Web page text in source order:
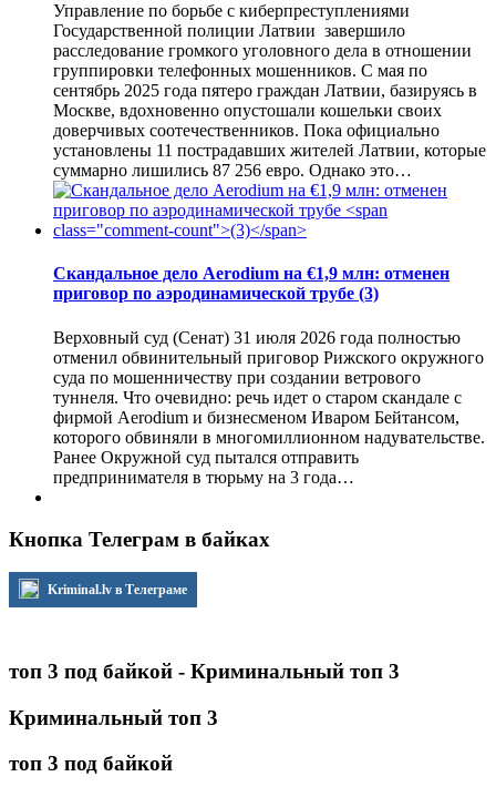
Управление по борьбе с киберпреступлениями
Государственной полиции Латвии завершило
расследование громкого уголовного дела в отношении
группировки телефонных мошенников. С мая по
сентябрь 2025 года пятеро граждан Латвии, базируясь в
Москве, вдохновенно опустошали кошельки своих
доверчивых соотечественников. Пока официально
установлены 11 пострадавших жителей Латвии, которые
суммарно лишились 87 256 евро. Однако это…
Скандальное дело Aerodium на €1,9 млн: отменен
приговор по аэродинамической трубе (3)
Верховный суд (Сенат) 31 июля 2026 года полностью
отменил обвинительный приговор Рижского окружного
суда по мошенничеству при создании ветрового
туннеля. Что очевидно: речь идет о старом скандале с
фирмой Aerodium и бизнесменом Иваром Бейтансом,
которого обвиняли в многомиллионном надувательстве.
Ранее Окружной суд пытался отправить
предпринимателя в тюрьму на 3 года…
Кнопка Телеграм в байках
Kriminal.lv в Телеграме
топ 3 под байкой - Криминальный топ 3
Криминальный топ 3
топ 3 под байкой